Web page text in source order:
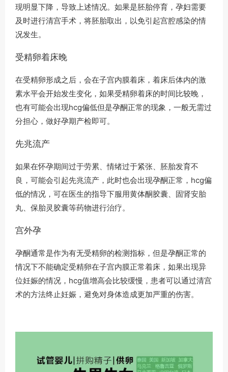
现明显下降，导致上述情况。如果是胚胎停育，孕妇需要
及时进行清宫手术，将胚胎取出，以免引起宫腔感染的情
况发生。
受精卵着床晚
在受精卵形成之后，会在子宫内膜着床，着床后体内的激
素水平会开始发生变化，如果受精卵着床的时间比较晚，
也有可能会出现hcg偏低但是孕酮正常的现象，一般无需过
分担心，做好孕期产检即可。
先兆流产
如果在怀孕期间过于劳累、情绪过于紧张、胚胎发育不
良，可能会引起先兆流产，此时也会出现孕酮正常，hcg偏
低的情况，可在医生的指导下服用黄体酮胶囊、固肾安胎
丸、保胎灵胶囊等药物进行治疗。
宫外孕
孕酮通常是作为有无受精卵的检测指标，但是孕酮正常的
情况下不能确定受精卵在子宫内膜正常着床，如果出现异
位妊娠的情况，hcg值增高会比较缓慢，患者可以通过清宫
术的方法终止妊娠，避免对身体造成更加严重的伤害。